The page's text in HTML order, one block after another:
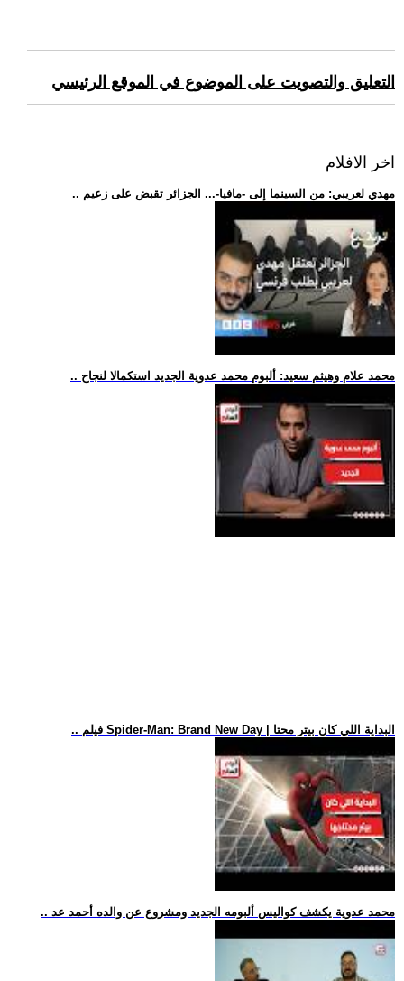
التعليق والتصويت على الموضوع في الموقع الرئيسي
اخر الافلام
.. مهدي لعريبي: من السينما إلى -مافيا-... الجزائر تقبض على زعيم
.. محمد علام وهيثم سعيد: ألبوم محمد عدوية الجديد استكمالا لنجاح
.. فيلم Spider-Man: Brand New Day | البداية اللي كان بيتر محتا
.. محمد عدوية يكشف كواليس ألبومه الجديد ومشروع عن والده أحمد عد